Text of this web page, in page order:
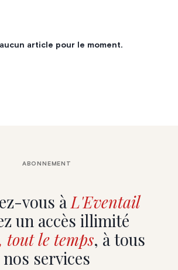
aucun article pour le moment.
vous àL'Eventail
un accès illimité
le temps, à tous
nos services
ABONNEMENT